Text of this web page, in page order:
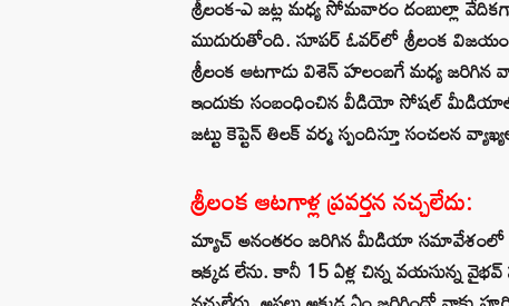
శ్రీలంక-ఎ జట్ల మధ్య సోమవారం దంబుల్లా
ముదురుతోంది. సూపర్ ఓవర్‌లో శ్రీలంక
శ్రీలంక ఆటగాడు విశెన్ హలంబగే మధ్య జరిగిన
ఇందుకు సంబంధించిన వీడియో సోషల్
జట్టు కెప్టెన్ తిలక్ వర్మ స్పందిస్తూ సంచలన
శ్రీలంక ఆటగాళ్ల ప్రవర్తన నచ్చలేదు:
మ్యాచ్ అనంతరం జరిగిన మీడియా సమావేశంలో
ఇక్కడ లేను. కానీ 15 ఏళ్ల చిన్న వయసున్న